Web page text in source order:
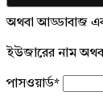
অথবা আড্ডাবাজ
ইউজারের নাম
পাসওয়ার্ড*